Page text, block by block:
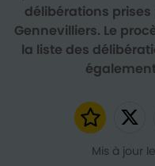
délibérations
Gennevilliers. Le
la liste des
Mis à jour